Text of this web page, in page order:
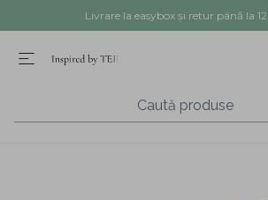
Livrare la easybox și retur până la